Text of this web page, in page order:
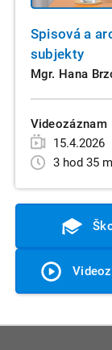
Spisová a
subjekty
Mgr. Hana
Videozáznam
15.4.2026
3 hod 35